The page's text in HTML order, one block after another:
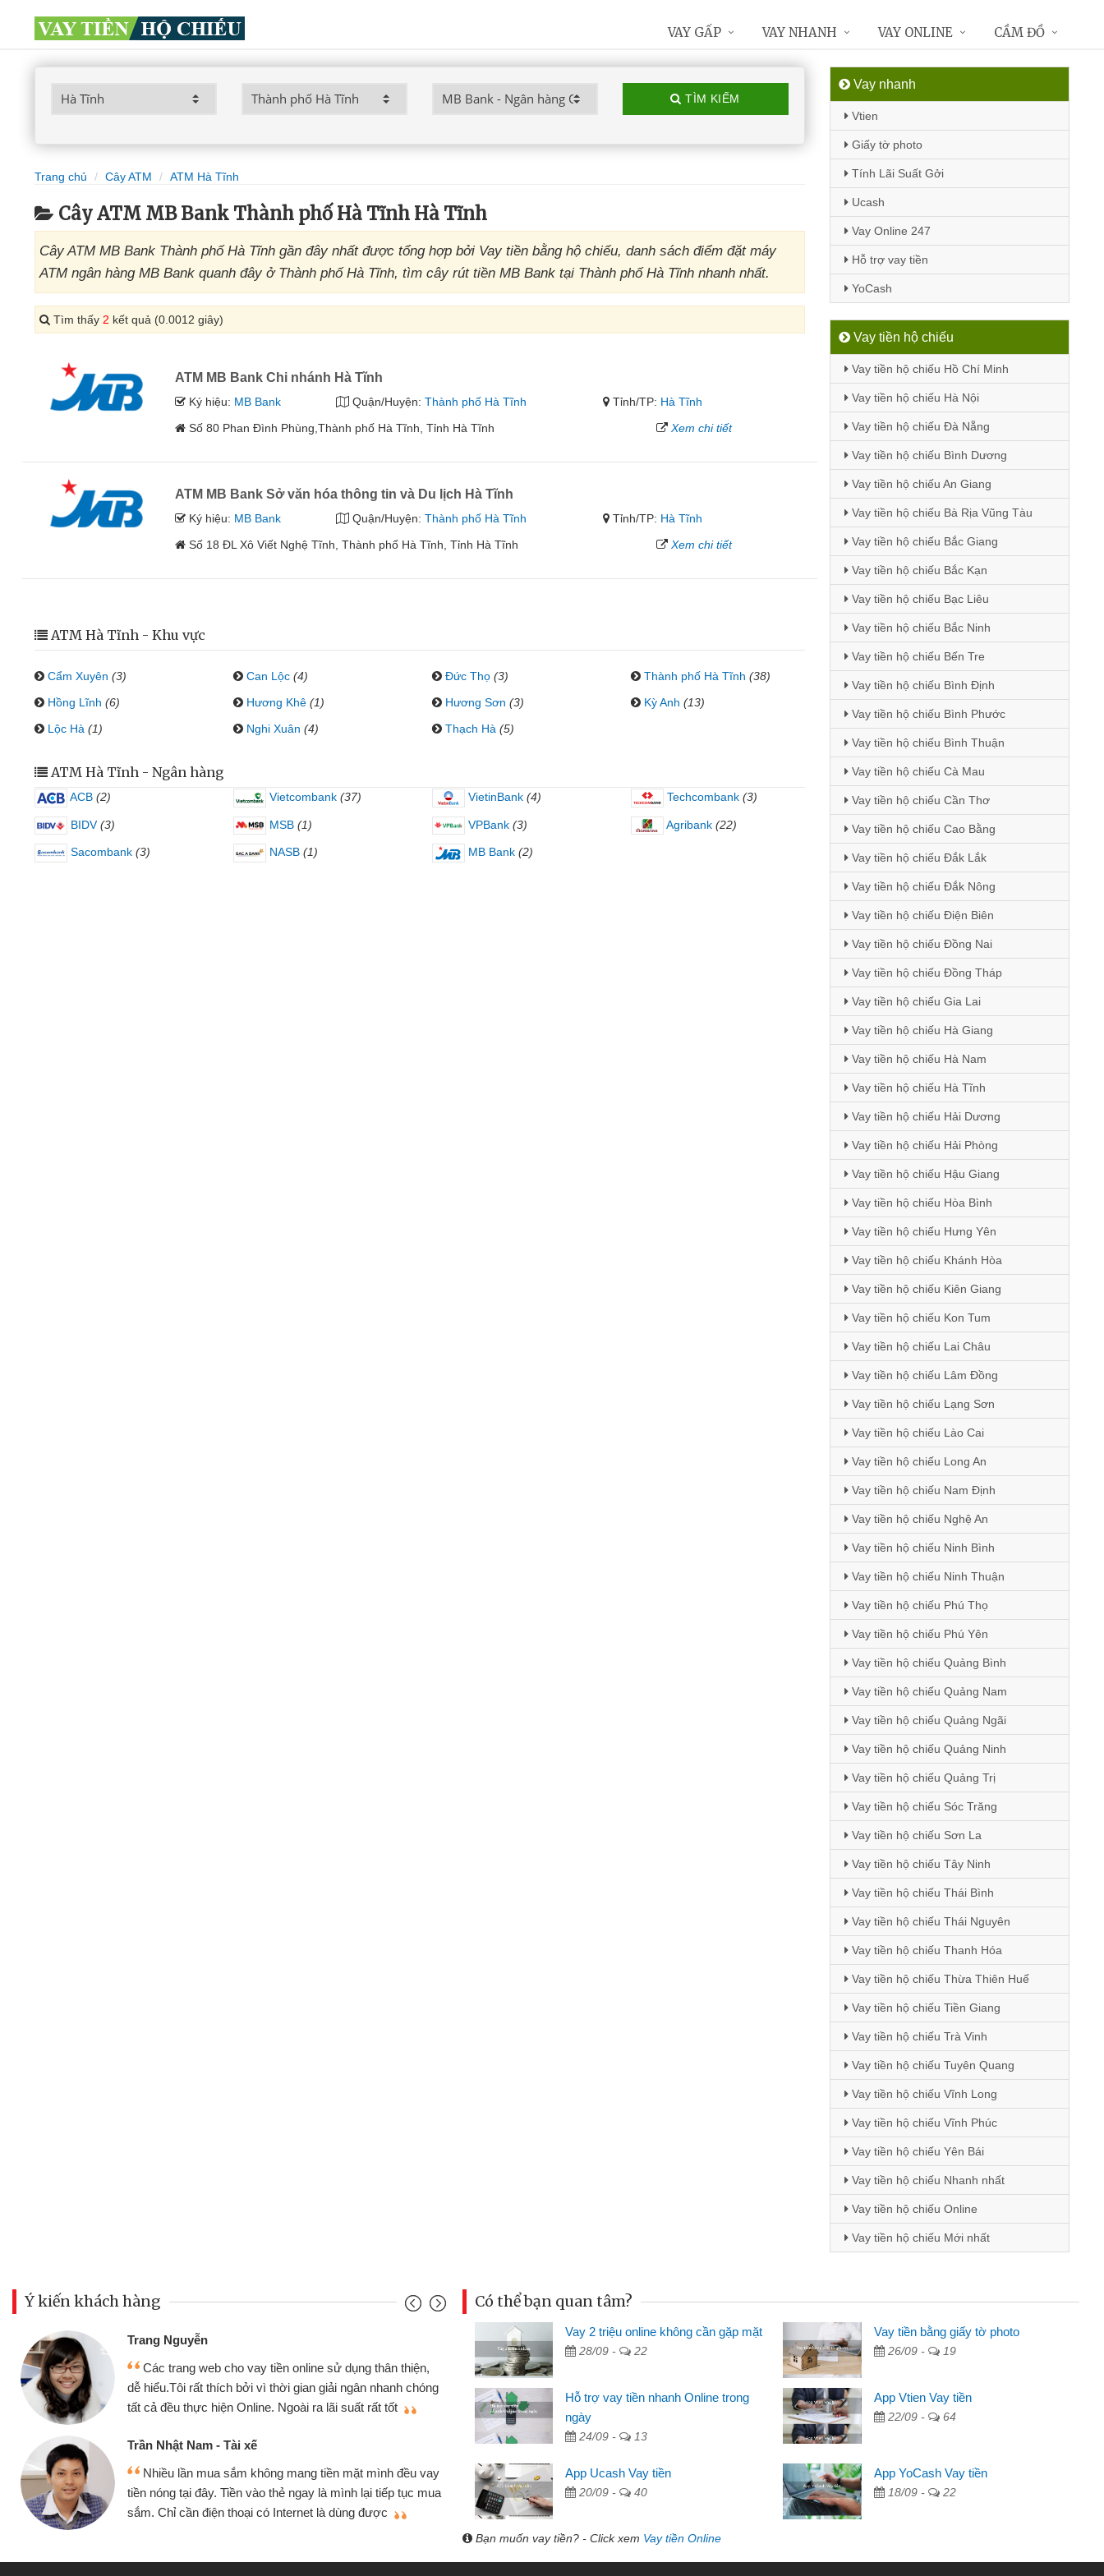
TÌM KIẾM
Trang chủ Cây ATM ATM Hà Tĩnh
Cây ATM MB Bank Thành phố Hà Tĩnh Hà Tĩnh
Cây ATM MB Bank Thành phố Hà Tĩnh gần đây nhất được tổng hợp bởi Vay tiền bằng hộ chiếu, danh sách điểm đặt máy
ATM ngân hàng MB Bank quanh đây ở Thành phố Hà Tĩnh, tìm cây rút tiền MB Bank tại Thành phố Hà Tĩnh nhanh nhất.
Tìm thấy 2 kết quả (0.0012 giây)
ATM MB Bank Chi nhánh Hà Tĩnh
Ký hiệu: MB Bank Quận/Huyện: Thành phố Hà Tĩnh Tỉnh/TP: Hà Tĩnh
Số 80 Phan Đình Phùng,Thành phố Hà Tĩnh, Tỉnh Hà Tĩnh
Xem chi tiết
ATM MB Bank Sở văn hóa thông tin và Du lịch Hà Tĩnh
Ký hiệu: MB Bank Quận/Huyện: Thành phố Hà Tĩnh Tỉnh/TP: Hà Tĩnh
Số 18 ĐL Xô Viết Nghệ Tĩnh, Thành phố Hà Tĩnh, Tỉnh Hà Tĩnh
Xem chi tiết
ATM Hà Tĩnh - Khu vực
Cẩm Xuyên (3) Can Lộc (4) Đức Thọ (3) Thành phố Hà Tĩnh (38)
Hồng Lĩnh (6) Hương Khê (1) Hương Sơn (3) Kỳ Anh (13)
Lộc Hà (1) Nghi Xuân (4) Thạch Hà (5)
ATM Hà Tĩnh - Ngân hàng
ACB (2) Vietcombank (37) VietinBank (4) Techcombank (3)
BIDV (3) MSB (1) VPBank (3) Agribank (22)
Sacombank (3) NASB (1) MB Bank (2)
Vay nhanh
Vtien
Giấy tờ photo
Tính Lãi Suất Gởi
Ucash
Vay Online 247
Hỗ trợ vay tiền
YoCash
Vay tiền hộ chiếu
Vay tiền hộ chiếu Hồ Chí Minh
Vay tiền hộ chiếu Hà Nội
Vay tiền hộ chiếu Đà Nẵng
Vay tiền hộ chiếu Bình Dương
Vay tiền hộ chiếu An Giang
Vay tiền hộ chiếu Bà Rịa Vũng Tàu
Vay tiền hộ chiếu Bắc Giang
Vay tiền hộ chiếu Bắc Kạn
Vay tiền hộ chiếu Bạc Liêu
Vay tiền hộ chiếu Bắc Ninh
Vay tiền hộ chiếu Bến Tre
Vay tiền hộ chiếu Bình Định
Vay tiền hộ chiếu Bình Phước
Vay tiền hộ chiếu Bình Thuận
Vay tiền hộ chiếu Cà Mau
Vay tiền hộ chiếu Cần Thơ
Vay tiền hộ chiếu Cao Bằng
Vay tiền hộ chiếu Đắk Lắk
Vay tiền hộ chiếu Đắk Nông
Vay tiền hộ chiếu Điện Biên
Vay tiền hộ chiếu Đồng Nai
Vay tiền hộ chiếu Đồng Tháp
Vay tiền hộ chiếu Gia Lai
Vay tiền hộ chiếu Hà Giang
Vay tiền hộ chiếu Hà Nam
Vay tiền hộ chiếu Hà Tĩnh
Vay tiền hộ chiếu Hải Dương
Vay tiền hộ chiếu Hải Phòng
Vay tiền hộ chiếu Hậu Giang
Vay tiền hộ chiếu Hòa Bình
Vay tiền hộ chiếu Hưng Yên
Vay tiền hộ chiếu Khánh Hòa
Vay tiền hộ chiếu Kiên Giang
Vay tiền hộ chiếu Kon Tum
Vay tiền hộ chiếu Lai Châu
Vay tiền hộ chiếu Lâm Đồng
Vay tiền hộ chiếu Lạng Sơn
Vay tiền hộ chiếu Lào Cai
Vay tiền hộ chiếu Long An
Vay tiền hộ chiếu Nam Định
Vay tiền hộ chiếu Nghệ An
Vay tiền hộ chiếu Ninh Bình
Vay tiền hộ chiếu Ninh Thuận
Vay tiền hộ chiếu Phú Thọ
Vay tiền hộ chiếu Phú Yên
Vay tiền hộ chiếu Quảng Bình
Vay tiền hộ chiếu Quảng Nam
Vay tiền hộ chiếu Quảng Ngãi
Vay tiền hộ chiếu Quảng Ninh
Vay tiền hộ chiếu Quảng Trị
Vay tiền hộ chiếu Sóc Trăng
Vay tiền hộ chiếu Sơn La
Vay tiền hộ chiếu Tây Ninh
Vay tiền hộ chiếu Thái Bình
Vay tiền hộ chiếu Thái Nguyên
Vay tiền hộ chiếu Thanh Hóa
Vay tiền hộ chiếu Thừa Thiên Huế
Vay tiền hộ chiếu Tiền Giang
Vay tiền hộ chiếu Trà Vinh
Vay tiền hộ chiếu Tuyên Quang
Vay tiền hộ chiếu Vĩnh Long
Vay tiền hộ chiếu Vĩnh Phúc
Vay tiền hộ chiếu Yên Bái
Vay tiền hộ chiếu Nhanh nhất
Vay tiền hộ chiếu Online
Vay tiền hộ chiếu Mới nhất
VAY GẤP VAY NHANH VAY ONLINE CẦM ĐỒ
Ý kiến khách hàng
dụng thân thiện,
nhanh chóng
suất rất tốt
mặt mình đều vay
lại tiếp tục mua
được
Mình cần tiền gấp nên định cầm cố chiếc xe wave
nhưng thật may đã có gói vay tiền bằng CMND online
không cần gặp mặt nên rất tiện lợi, sẽ giới thiệu cho bạn
Tôi kinh doanh buôn bán nhỏ lẻ nhiều lúc cần vốn nhập
hàng, nhờ biết đến website qua bạn bè giới thiệu tôi đã giải
quyết được công việc của mình nhanh chóng
Mai Lan - Sinh viên
Tôi biết đến thông qua quảng cáo trên facebook. Tôi là
sinh viên nên cần đóng tiền nhà, sinh nhật bạn bè, mà đọc
thấy thủ tục nhanh gọn nên tôi quyết định vay
Mất 2 tuần các ngân hàng không ai cho vay. Trong khi
cần có 2 triệu để giải quyết việc riêng, trong 1-2 ngày tôi trả
được thôi. Cảm ơn đã giúp tôi kịp thời và nhanh chóng
Có thể bạn quan tâm?
Vay 2 triệu online không cần gặp mặt
28/09 - 22
Vay tiền bằng giấy tờ photo
26/09 - 19
Hỗ trợ vay tiền nhanh Online trong
ngày
24/09 - 13
App Vtien Vay tiền
22/09 - 64
App Ucash Vay tiền
20/09 - 40
App YoCash Vay tiền
18/09 - 22
Bạn muốn vay tiền? - Click xem Vay tiền Online